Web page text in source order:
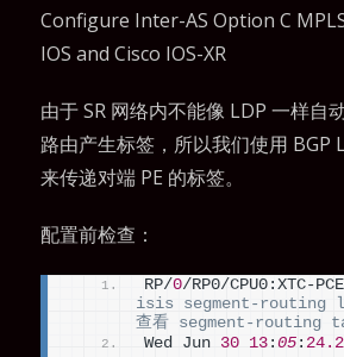
Configure Inter-AS Option C
IOS and Cisco IOS-XR
由于 SR 网络内不能像 LDP 一样自
路由产生标签，所以我们使用
来传递对端 PE 的标签。
配置前检查：
RP/0/RP0/CPU0:XTC-
isis segment-
查看 segment-routing
Wed Jun 30 13 :05 :